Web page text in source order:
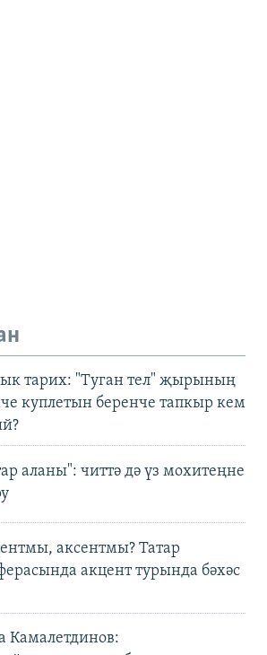
тарих: "Туган тел" җырының
куплетын беренче тапкыр кем
аланы": читтә дә үз мохитеңне
аксентмы? Татар
акцент турында бәхәс
Камалетдинов: